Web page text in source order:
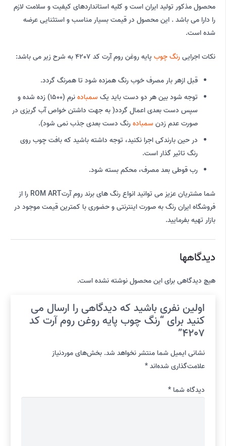
محصول مذکور تولید ایران است و کلیه استانداردهای کیفیت و سلامت لازم
را دارا می باشد . این محصول در قیمت بسیار مناسب و استثنایی عرضه
شده است.
نکات اجراییرنگ چوب پایه روغن روم آرت کد 4207 به شرح زیر می باشد:
قبل ازهر بار مصرف خوب رنگ همزده شود تا همرنگ گردد.
توجه شود بین هر دو دست باید یک سمباده
نرم (1500) زده شده و
سپس دست بعدی اعمال گردد( به جهت داشتن خواص آب گریزی در
صورت عدم زدن سمبادهرنگ دست بعدی جذب نمی شود).
در حین بارندکی اجرا نکنید، توجه داشته باشید که بافت چوب روی
رنگ تاثیر گذار است.
رب قوطی بعد مصرف، محکم بسته شود.
شما مشتریان عزیز می توانید انواع رنگ های برند روم آرتROM ART را از
فروشگاه ایران رنگ به صورت اینترنتی و حضوری با کمترین قیمت موجود در
بازار تهیه بفرمایید.
دیدگاهها
هیچ دیدگاهی برای این محصول نوشته نشده است.
اولین نفری باشید که دیدگاهی را ارسال می
کنید برای “رنگ چوب پایه روغن روم آرت کد
4207”
نشانی ایمیل شما منتشر نخواهد شد. بخش‌های موردنیاز
علامت‌گذاری شده‌اند*
دیدگاه شما *